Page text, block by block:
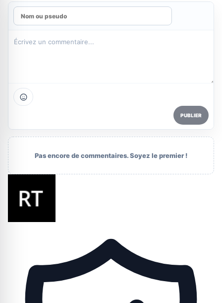
PUBLIER
Pas encore de commentaires. Soyez le premier !